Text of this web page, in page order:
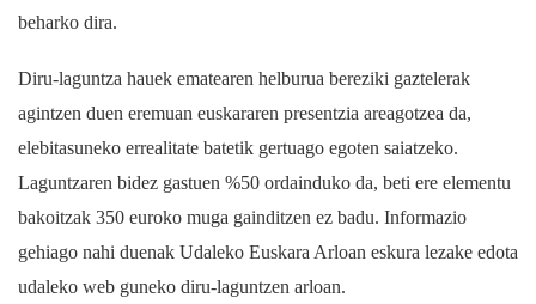
beharko dira.
Diru-laguntza hauek ematearen helburua bereziki gaztelerak
agintzen duen eremuan euskararen presentzia areagotzea da,
elebitasuneko errealitate batetik gertuago egoten saiatzeko.
Laguntzaren bidez gastuen %50 ordainduko da, beti ere elementu
bakoitzak 350 euroko muga gainditzen ez badu. Informazio
gehiago nahi duenak Udaleko Euskara Arloan eskura lezake edota
udaleko web guneko diru-laguntzen arloan.